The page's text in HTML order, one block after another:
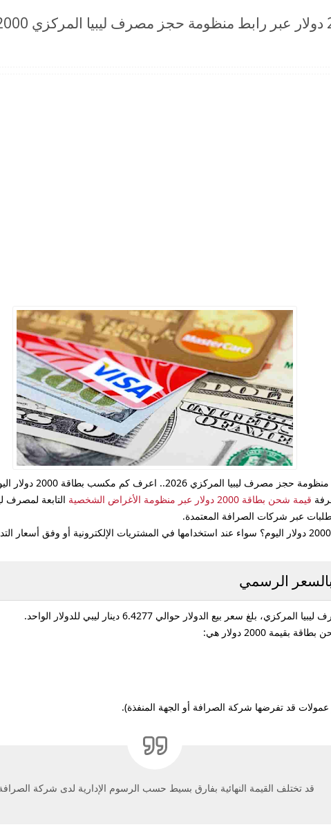
قيمة شحن بطاقة 2000 دولار عبر منظومة الأغراض الشخصية التابعة لمصرف
عبر شركات الصرافة المعتمدة.
سواء عند استخدامها في المشتريات الإلكترونية أو وفق أسعار
المركزي، بلغ سعر بيع الدولار حوالي 6.4277 دينار ليبي للدولار الواحد
.
بطاقة بقيمة 2000 دولار
هي:
قد تفرضها شركة الصرافة أو الجهة المنفذة).
قد تختلف القيمة النهائية بفارق بسيط حسب الرسوم الإدارية لدى شركة